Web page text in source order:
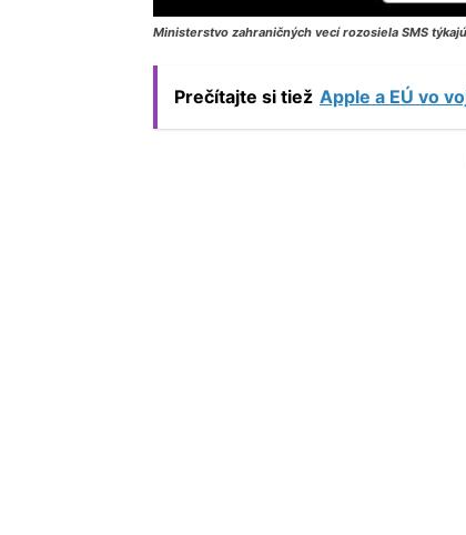
Ministerstvo zahraničných vecí rozosiela SMS
Prečítajte si tiež Apple a EÚ vo